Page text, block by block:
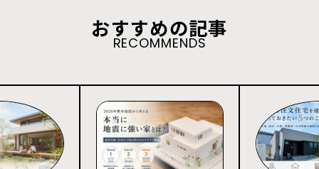
おすすめの記事
RECOMMENDS